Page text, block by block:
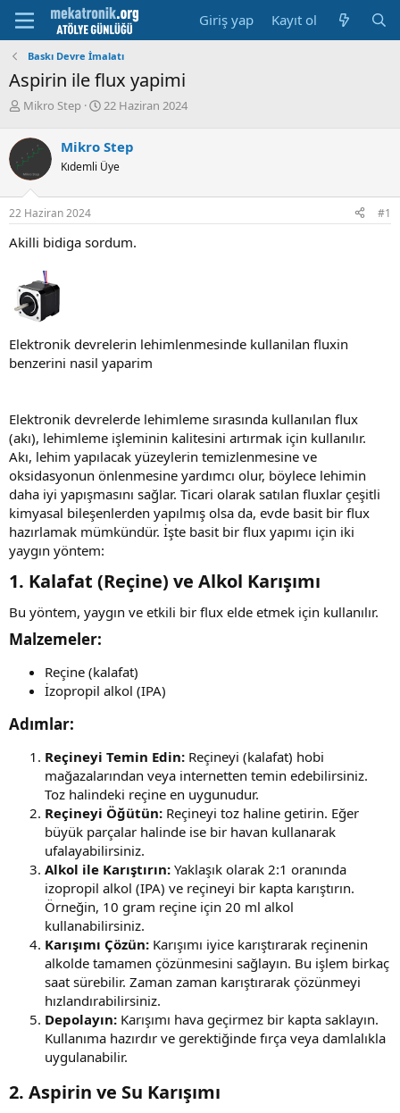
Giriş yap Kayıt ol
Baskı Devre İmalatı
Aspirin ile flux yapimi
K
n
u
y
u
b
a
l
t
a
n
Mikro Step
B
l
a
a
r
22 Haziran 2024
Mikro Step
Kıdemli Üye
22 Haziran 2024 #1
Akilli bidiga sordum.
Elektronik devrelerin lehimlenmesinde kullanilan fluxin
benzerini nasil yaparim
Elektronik devrelerde lehimleme sırasında kullanılan flux
(akı), lehimleme işleminin kalitesini artırmak için kullanılır.
Akı, lehim yapılacak yüzeylerin temizlenmesine ve
oksidasyonun önlenmesine yardımcı olur, böylece lehimin
daha iyi yapışmasını sağlar. Ticari olarak satılan fluxlar çeşitli
kimyasal bileşenlerden yapılmış olsa da, evde basit bir flux
hazırlamak mümkündür. İşte basit bir flux yapımı için iki
yaygın yöntem:
1. Kalafat (Reçine) ve Alkol Karışımı​
Bu yöntem, yaygın ve etkili bir flux elde etmek için kullanılır.
Malzemeler:​
Reçine (kalafat)
İzopropil alkol (IPA)
Adımlar:​
Reçineyi Temin Edin: Reçineyi (kalafat) hobi
mağazalarından veya internetten temin edebilirsiniz.
Toz halindeki reçine en uygunudur.
Reçineyi Öğütün: Reçineyi toz haline getirin. Eğer
büyük parçalar halinde ise bir havan kullanarak
ufalayabilirsiniz.
Alkol ile Karıştırın: Yaklaşık olarak 2:1 oranında
izopropil alkol (IPA) ve reçineyi bir kapta karıştırın.
Örneğin, 10 gram reçine için 20 ml alkol
kullanabilirsiniz.
Karışımı Çözün: Karışımı iyice karıştırarak reçinenin
alkolde tamamen çözünmesini sağlayın. Bu işlem birkaç
saat sürebilir. Zaman zaman karıştırarak çözünmeyi
hızlandırabilirsiniz.
Depolayın: Karışımı hava geçirmez bir kapta saklayın.
Kullanıma hazırdır ve gerektiğinde fırça veya damlalıkla
uygulanabilir.
2. Aspirin ve Su Karışımı​